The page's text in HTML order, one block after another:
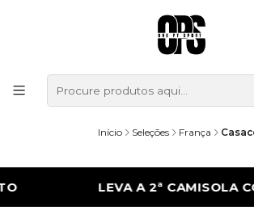
Início Seleções França
LEVA A 2ª CAMISOLA